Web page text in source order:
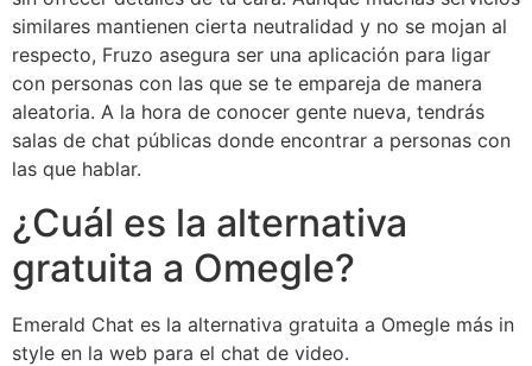
similares mantienen cierta neutralidad y no se mojan al
respecto, Fruzo asegura ser una aplicación para ligar
con personas con las que se te empareja de manera
aleatoria. A la hora de conocer gente nueva, tendrás
salas de chat públicas donde encontrar a personas con
las que hablar.
¿Cuál es la alternativa
gratuita a Omegle?
Emerald Chat es la alternativa gratuita a Omegle más in
style en la web para el chat de video.